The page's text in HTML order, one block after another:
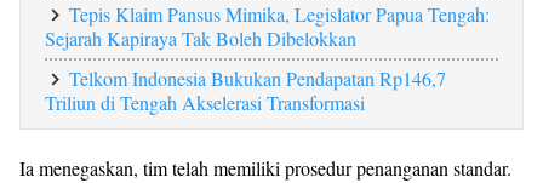
Tepis Klaim Pansus Mimika, Legislator Papua Tengah:
Sejarah Kapiraya Tak Boleh Dibelokkan
Telkom Indonesia Bukukan Pendapatan Rp146,7
Triliun di Tengah Akselerasi Transformasi
Ia menegaskan, tim telah memiliki prosedur penanganan standar.